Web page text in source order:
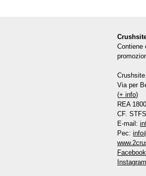
Contiene
Via per
(+ info)
REA
CF.
E-mail:
Pec:
Facebook
Instagram